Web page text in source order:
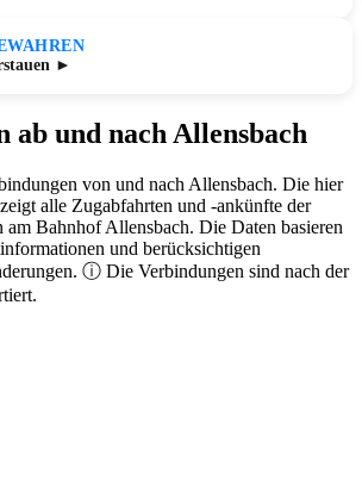
►
ab und nach Allensbach
von und nach Allensbach. Die hier
alle Zugabfahrten und -ankünfte der
am Bahnhof Allensbach. Die Daten basieren
und berücksichtigen
ⓘ Die Verbindungen sind nach der